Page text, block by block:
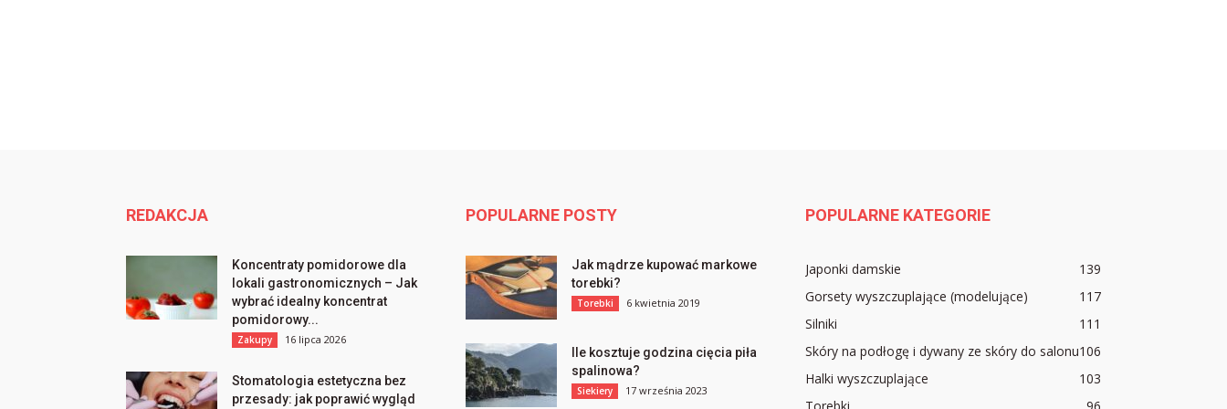
REDAKCJA
Koncentraty pomidorowe dla
lokali gastronomicznych – Jak
wybrać idealny koncentrat
pomidorowy...
Zakupy 16 lipca 2026
Stomatologia estetyczna bez
przesady: jak poprawić wygląd
POPULARNE POSTY
Jak mądrze kupować markowe
torebki?
Torebki 6 kwietnia 2019
Ile kosztuje godzina cięcia piła
spalinowa?
Siekiery 17 września 2023
POPULARNE KATEGORIE
Japonki damskie
139
Gorsety wyszczuplające (modelujące)
117
Silniki
111
Skóry na podłogę i dywany ze skóry do salonu106
Halki wyszczuplające
103